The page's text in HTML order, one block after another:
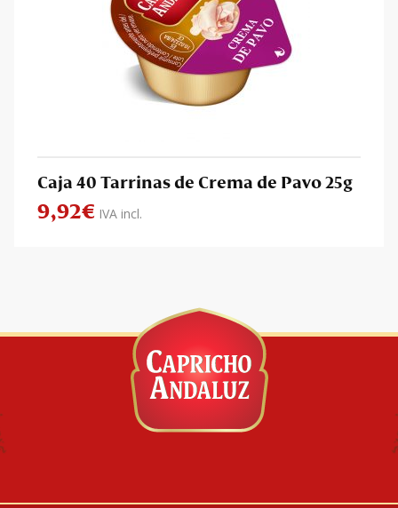
Caja 40 Tarrinas de Crema de Pavo 25g
9,92€ IVA incl.